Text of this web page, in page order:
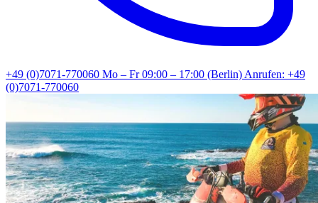
+49 (0)7071-770060 Mo – Fr 09:00 – 17:00 (Berlin)Anrufen: +49
(0)7071-770060